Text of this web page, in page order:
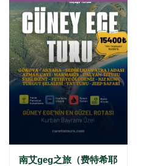
南艾geg之旅（费特希耶